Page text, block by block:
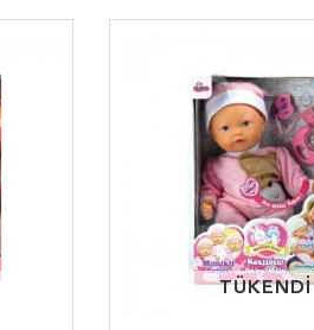
TÜKENDİ
TÜKENDİ